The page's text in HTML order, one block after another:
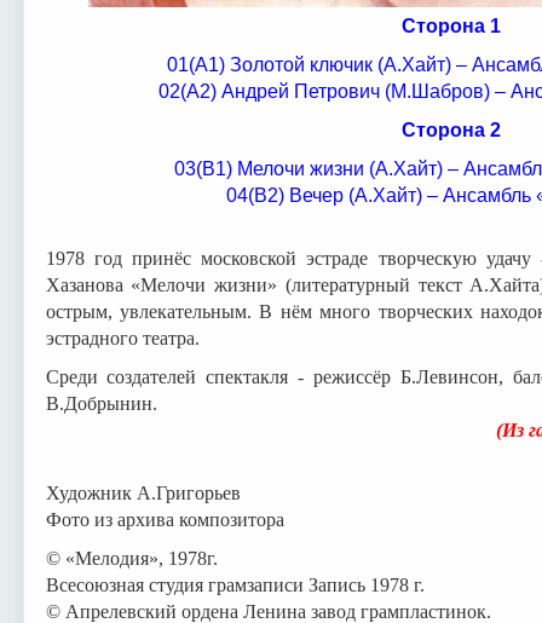
Сторона 1
01(А1) Золотой ключик (А.Хайт) –
02(А2) Андрей Петрович (М.Шабров) –
Сторона 2
03(В1) Мелочи жизни (А.Хайт) –
04(В2) Вечер (А.Хайт) – Ансамбль
1978 год принёс московской эстраде творческую
Хазанова «Мелочи жизни» (литературный текст
острым, увлекательным. В нём много творческих
эстрадного театра.
Среди создателей спектакля - режиссёр Б.Левинсон,
В.Добрынин.
(Из газеты
Художник А.Григорьев
Фото из архива композитора
© «Мелодия», 1978г.
Всесоюзная студия грамзаписи Запись 1978 г.
© Апрелевский ордена Ленина завод грампластинок.